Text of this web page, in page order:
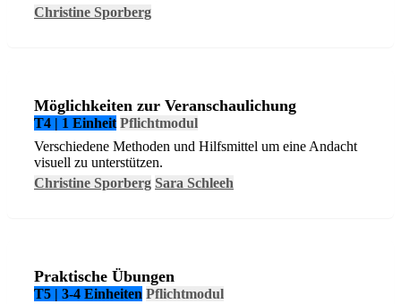
Christine Sporberg
Möglichkeiten zur Veranschaulichung
T4 | 1 Einheit Pflichtmodul
Verschiedene Methoden und Hilfsmittel um eine Andacht
visuell zu unterstützen.
Christine Sporberg Sara Schleeh
Praktische Übungen
T5 | 3-4 Einheiten Pflichtmodul